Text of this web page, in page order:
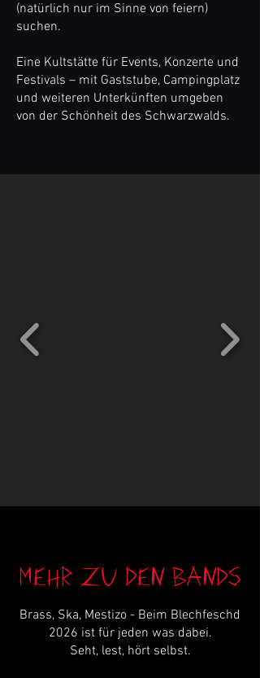
(natürlich nur im Sinne von feiern)
suchen.
Eine Kultstätte für Events, Konzerte und
Festivals – mit Gaststube, Campingplatz
und weiteren Unterkünften umgeben
von der Schönheit des Schwarzwalds.
Mehr zu den Bands
Brass, Ska, Mestizo - Beim Blechfeschd
2026 ist für jeden was dabei.
Seht, lest, hört selbst.